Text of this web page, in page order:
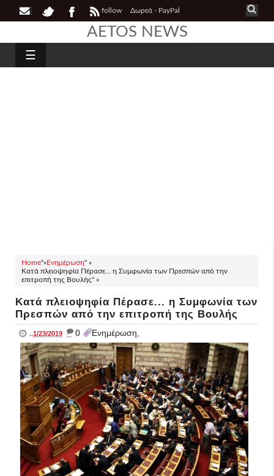
follow Δωρεά - PayPal
AETOS NEWS
☰
Home"»Ενημέρωση" »
Κατά πλειοψηφία Πέρασε... η Συμφωνία των Πρεσπών από την
επιτροπή της Βουλής" »
Κατά πλειοψηφία Πέρασε... η Συμφωνία των
Πρεσπών από την επιτροπή της Βουλής
..1/23/2019 _ 0 Ενημέρωση,